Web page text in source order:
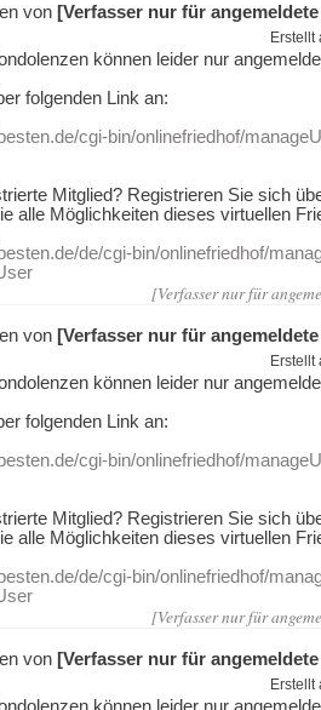
von [Verfasser nur für
Erstellt
können leider nur
folgenden Link an:
cgi-bin/onlinefriedhof/
Mitglied? Registrieren Sie sich
alle Möglichkeiten dieses virtuellen
de/cgi-bin/onlinefriedhof/
[Verfasser nur für
von [Verfasser nur für
Erstellt
können leider nur
folgenden Link an:
cgi-bin/onlinefriedhof/
Mitglied? Registrieren Sie sich
alle Möglichkeiten dieses virtuellen
de/cgi-bin/onlinefriedhof/
[Verfasser nur für
von [Verfasser nur für
Erstellt
können leider nur